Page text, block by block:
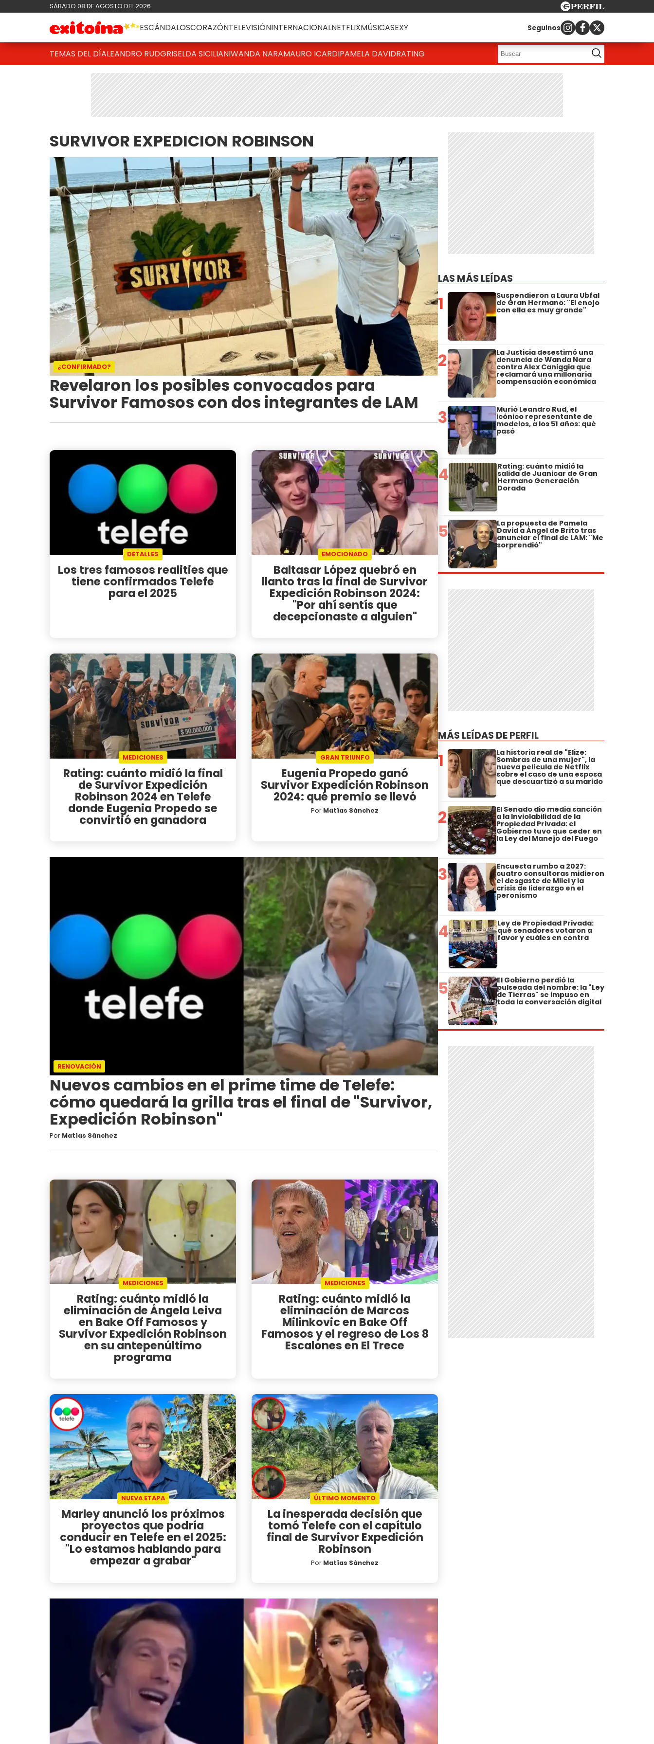
SÁBADO 08 DE AGOSTO DEL 2026
ESCÁNDALOSCORAZÓNTELEVISIÓNINTERNACIONALNETFLIXMÚSICASEXY Seguinos
TEMAS DEL DÍALEANDRO RUDGRISELDA SICILIANIWANDA NARAMAURO ICARDIPAMELA DAVIDRATING
SURVIVOR EXPEDICION ROBINSON
¿CONFIRMADO?
Revelaron los posibles convocados para
Survivor Famosos con dos integrantes de LAM
DETALLES
Los tres famosos realities que
tiene confirmados Telefe
para el 2025
EMOCIONADO
Baltasar López quebró en
llanto tras la final de Survivor
Expedición Robinson 2024:
"Por ahí sentís que
decepcionaste a alguien"
MEDICIONES
Rating: cuánto midió la final
de Survivor Expedición
Robinson 2024 en Telefe
donde Eugenia Propedo se
convirtió en ganadora
GRAN TRIUNFO
Eugenia Propedo ganó
Survivor Expedición Robinson
2024: qué premio se llevó
Por Matías Sánchez
RENOVACIÓN
Nuevos cambios en el prime time de Telefe:
cómo quedará la grilla tras el final de "Survivor,
Expedición Robinson"
Por Matías Sánchez
MEDICIONES
Rating: cuánto midió la
eliminación de Ángela Leiva
en Bake Off Famosos y
Survivor Expedición Robinson
en su antepenúltimo
programa
MEDICIONES
Rating: cuánto midió la
eliminación de Marcos
Milinkovic en Bake Off
Famosos y el regreso de Los 8
Escalones en El Trece
NUEVA ETAPA
Marley anunció los próximos
proyectos que podría
conducir en Telefe en el 2025:
"Lo estamos hablando para
empezar a grabar"
ÚLTIMO MOMENTO
La inesperada decisión que
tomó Telefe con el capítulo
final de Survivor Expedición
Robinson
Por Matías Sánchez
LAS MÁS LEÍDAS
1 Suspendieron a Laura Ubfal
de Gran Hermano: "El enojo
con ella es muy grande"
2 La Justicia desestimó una
denuncia de Wanda Nara
contra Alex Caniggia que
reclamará una millonaria
compensación económica
3 Murió Leandro Rud, el
icónico representante de
modelos, a los 51 años: qué
pasó
4 Rating: cuánto midió la
salida de Juanicar de Gran
Hermano Generación
Dorada
5 La propuesta de Pamela
David a Ángel de Brito tras
anunciar el final de LAM: "Me
sorprendió"
MÁS LEÍDAS DE PERFIL
1 La historia real de "Elize:
Sombras de una mujer", la
nueva película de Netflix
sobre el caso de una esposa
que descuartizó a su marido
2 El Senado dio media sanción
a la Inviolabilidad de la
Propiedad Privada: el
Gobierno tuvo que ceder en
la Ley del Manejo del Fuego
3 Encuesta rumbo a 2027:
cuatro consultoras midieron
el desgaste de Milei y la
crisis de liderazgo en el
peronismo
4 Ley de Propiedad Privada:
qué senadores votaron a
favor y cuáles en contra
5 El Gobierno perdió la
pulseada del nombre: la "Ley
de Tierras" se impuso en
toda la conversación digital